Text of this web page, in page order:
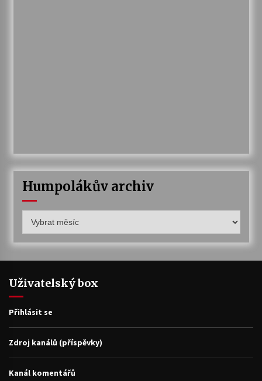
Humpolákův archiv
archiv
Uživatelský box
Přihlásit se
Zdroj kanálů (příspěvky)
Kanál komentářů